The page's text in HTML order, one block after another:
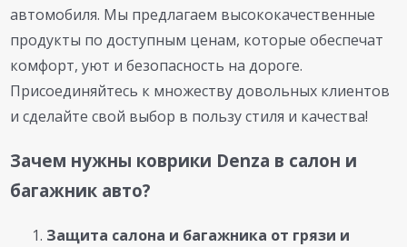
автомобиля. Мы предлагаем высококачественные
продукты по доступным ценам, которые обеспечат
комфорт, уют и безопасность на дороге.
Присоединяйтесь к множеству довольных клиентов
и сделайте свой выбор в пользу стиля и качества!
Зачем нужны коврики Denza в салон и
багажник авто?
Защита салона и багажника от грязи и